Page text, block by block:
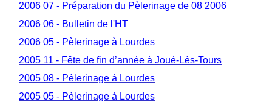
2006 07 - Préparation du Pèlerinage de 08 2006
2006 06 - Bulletin de l'HT
2006 05 - Pèlerinage à Lourdes
2005 11 - Fête de fin d’année à Joué-Lès-Tours
2005 08 - Pèlerinage à Lourdes
2005 05 - Pèlerinage à Lourdes